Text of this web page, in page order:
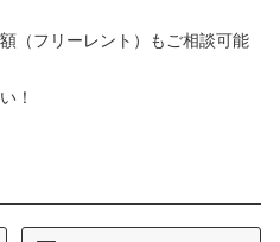
（フリーレント）もご相談可能
！